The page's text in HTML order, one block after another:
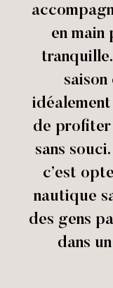
en main
saison
de profiter
sans
c’est
nautique
des gens
dans